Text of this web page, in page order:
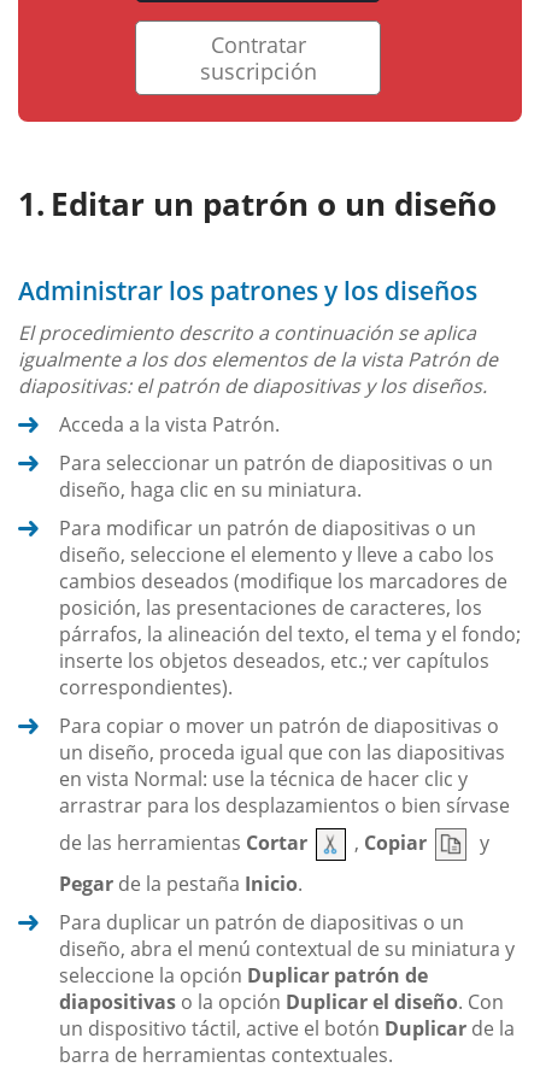
Contratar
suscripción
Editar un patrón o un diseño
Administrar los patrones y los diseños
El procedimiento descrito a continuación se aplica
igualmente a los dos elementos de la vista Patrón de
diapositivas: el patrón de diapositivas y los diseños.
Acceda a la vista Patrón.
Para seleccionar un patrón de diapositivas o un
diseño, haga clic en su miniatura.
Para modificar un patrón de diapositivas o un
diseño, seleccione el elemento y lleve a cabo los
cambios deseados (modifique los marcadores de
posición, las presentaciones de caracteres, los
párrafos, la alineación del texto, el tema y el fondo;
inserte los objetos deseados, etc.; ver capítulos
correspondientes).
Para copiar o mover un patrón de diapositivas o
un diseño, proceda igual que con las diapositivas
en vista Normal: use la técnica de hacer clic y
arrastrar para los desplazamientos o bien sírvase
de las herramientas Cortar , Copiar
y
Pegar de la pestaña Inicio.
Para duplicar un patrón de diapositivas o un
diseño, abra el menú contextual de su miniatura y
seleccione la opción Duplicar patrón de
diapositivas o la opción Duplicar el diseño. Con
un dispositivo táctil, active el botón Duplicar de la
barra de herramientas contextuales.